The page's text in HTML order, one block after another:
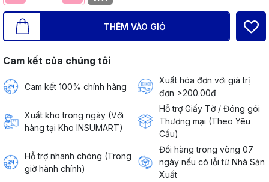
THÊM VÀO GIỎ
Cam kết của chúng tôi
Cam kết 100% chính hãng
Xuất hóa đơn với giá trị
đơn >200.00đ
Xuất kho trong ngày (Với
hàng tại Kho INSUMART)
Hỗ trợ Giấy Tờ / Đóng gói
Thương mại (Theo Yêu
Cầu)
Hỗ trợ nhanh chóng (Trong
giờ hành chính)
Đổi hàng trong vòng 07
ngày nếu có lỗi từ Nhà Sản
Xuất